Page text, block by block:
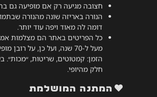
חצובה מגיעה רק אם מופיעה גם
הנורה באריזה שונה מהנורה
דומה לה מאוד ויפה עוד יותר.
כל הפריטים באתר הם מצלמות
מעל ל-70 שנה, ועל כן, על רובן
הזמן: קמטוטים, שריטות, ״מכות״.
חלק מהיופי.
המתנה המושלמת